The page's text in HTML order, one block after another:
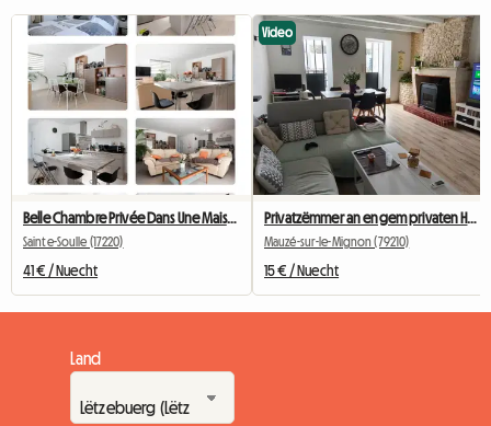
Belle Chambre Privée Dans Une Maison Neuve
Sainte-Soulle (17220)
41 € / Nuecht
Video
Privatzëmmer an engem privaten Haus
Mauzé-sur-le-Mignon (79210)
15 € / Nuecht
Land